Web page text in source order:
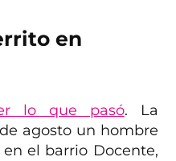
en
lo que pasó. La
agosto un hombre
el barrio Docente,